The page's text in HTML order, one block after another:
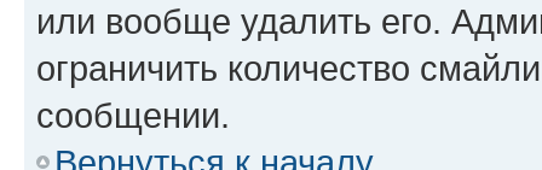
или вообще удалить его.
ограничить количество
сообщении.